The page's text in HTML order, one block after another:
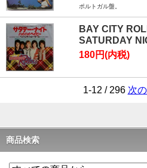
ポルトガル盤。
BAY CITY
SATURDAY
180円(内税)
1-12 / 296 次
商品検索